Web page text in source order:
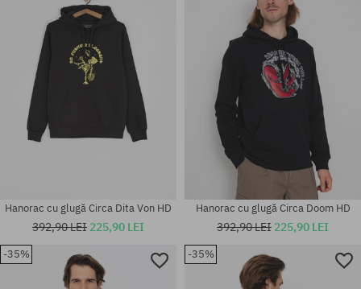
Mărimi existente:
Mărimi existente:
Hanorac cu glugă Circa Dita Von HD
392,90 LEI 225,90 LEI
Hanorac cu glugă Circa Doom HD
392,90 LEI 225,90 LEI
-35% -35%